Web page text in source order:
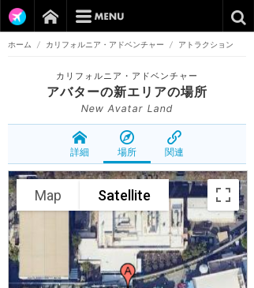
ホーム / カリフォルニア・アドベンチャー / アトラクション
カリフォルニア・アドベンチャー
アバターの新エリアの場所
New Avatar Land
詳細 場所 関連
Map Satellite